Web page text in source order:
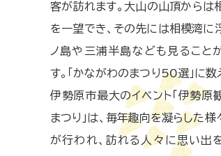
客が訪れます。大山の山頂からは
を一望でき、その先には相模湾に
ノ島や三浦半島なども見ること
す。「かながわのまつり50選」に数
伊勢原市最大のイベント「伊勢原
まつり」は、毎年趣向を凝らした様
が行われ、訪れる人々に思い出